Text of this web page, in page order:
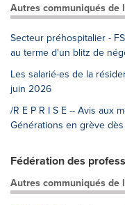
Autres communiqués de
Secteur préhospitalier -
au terme d'un blitz de
Les salarié-es de la
juin 2026
/R E P R I S E -- Avis aux
Générations en grève
Fédération des
Autres communiqués de